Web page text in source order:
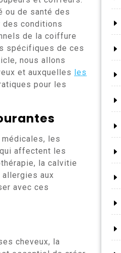
ou de santé des
des conditions
de la coiffure
spécifiques de ces
nous allons
et auxquelles les
pour les
les
affectent les
la calvitie
aux
avec ces
cheveux, la